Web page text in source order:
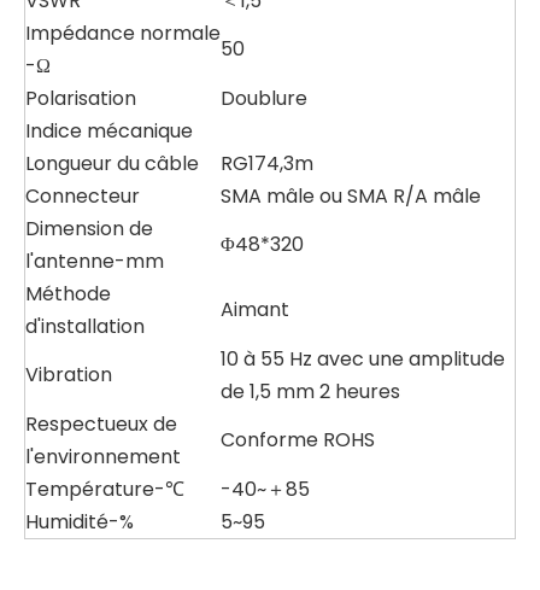
Impédance normale
-Ω
50
Polarisation
Doublure
Indice mécanique
Longueur du câble
RG174,3m
Connecteur
SMA mâle ou SMA R/A mâle
Dimension de
l'antenne-mm
Φ48*320
Méthode
d'installation
Aimant
Vibration
10 à 55 Hz avec une amplitude
de 1,5 mm 2 heures
Respectueux de
l'environnement
Conforme ROHS
Température-℃
-40~＋85
Humidité-%
5~95